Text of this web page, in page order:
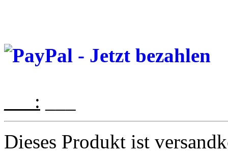
___:
Dieses Produkt ist